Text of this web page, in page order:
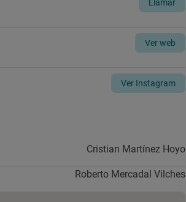
Llamar
Ver web
Ver Instagram
Cristian Martínez Hoyo
Roberto Mercadal Vilches